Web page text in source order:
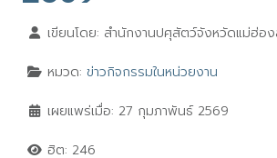
เขียนโดย: สำนักงานปศุสัตว์จังหวัดแม่ฮ่อ
หมวด: ข่าวกิจกรรมในหน่วยงาน
เผยแพร่เมื่อ: 27 กุมภาพันธ์ 2569
ฮิต: 246